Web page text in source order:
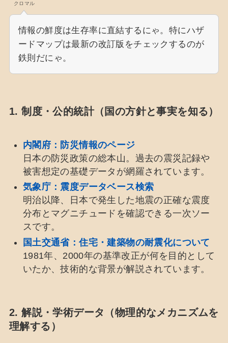
クロマル
情報の鮮度は生存率に直結するにゃ。特にハザ
ードマップは最新の改訂版をチェックするのが
鉄則だにゃ。
1. 制度・公的統計（国の方針と事実を知る）
内閣府：防災情報のページ
日本の防災政策の総本山。過去の震災記録や
被害想定の基礎データが網羅されています。
気象庁：震度データベース検索
明治以降、日本で発生した地震の正確な震度
分布とマグニチュードを確認できる一次ソー
スです。
国土交通省：住宅・建築物の耐震化について
1981年、2000年の基準改正が何を目的として
いたか、技術的な背景が解説されています。
2. 解説・学術データ（物理的なメカニズムを
理解する）